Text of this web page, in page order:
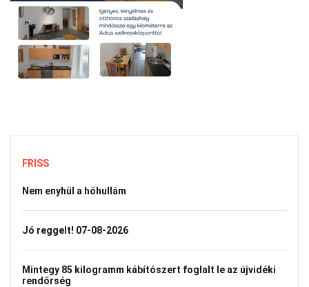
FRISS
Nem enyhül a hőhullám
Jó reggelt! 07-08-2026
Mintegy 85 kilogramm kábítószert foglalt le az újvidéki
rendőrség